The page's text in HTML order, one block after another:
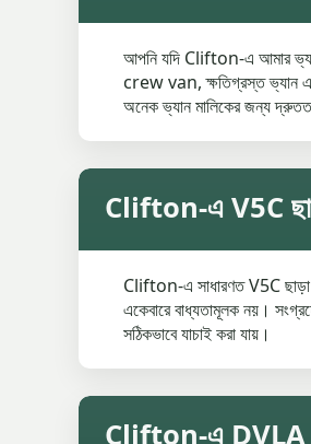
আপনি যদি Clifton-এ আমার ভ্যান
crew van, ক্ষতিগ্রস্ত ভ্যান
অনেক ভ্যান মালিকের জন্য
Clifton-এ V5C ছাড়া
Clifton-এ সাধারণত V5C ছাড়া
একেবারে বাধ্যতামূলক নয়।
সঠিকভাবে যাচাই করা যায়।
Clifton-এ DVLA